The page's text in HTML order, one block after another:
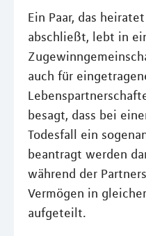
Ein Paar, das
abschließt, lebt in
auch für
besagt, dass bei
Todesfall ein
beantragt werden
während der
Vermögen in
aufgeteilt.